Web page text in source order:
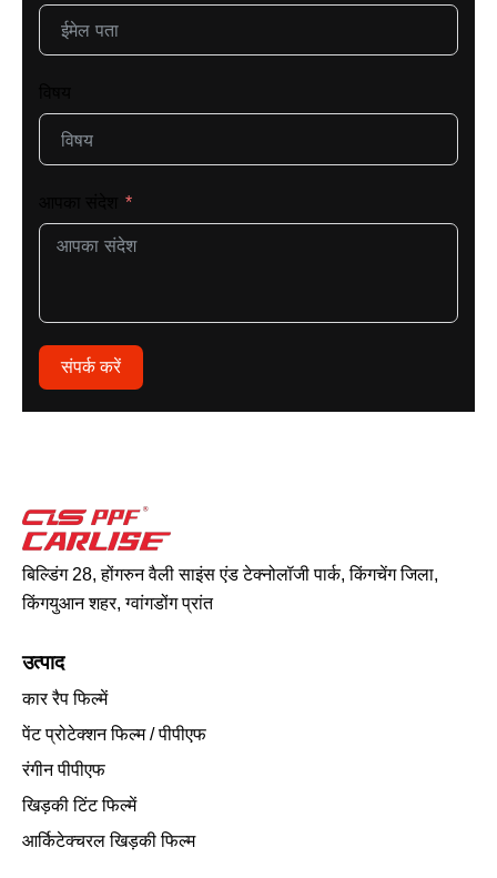
संपर्क करें
बिल्डिंग 28, होंगरुन वैली साइंस एंड टेक्नोलॉजी पार्क, किंगचेंग जिला,
किंगयुआन शहर, ग्वांगडोंग प्रांत
उत्पाद
कार रैप फिल्में
पेंट प्रोटेक्शन फिल्म / पीपीएफ
रंगीन पीपीएफ
खिड़की टिंट फिल्में
आर्किटेक्चरल खिड़की फिल्म